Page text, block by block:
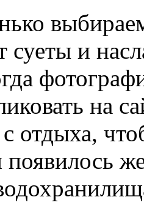
суеты и
на
отдыха,